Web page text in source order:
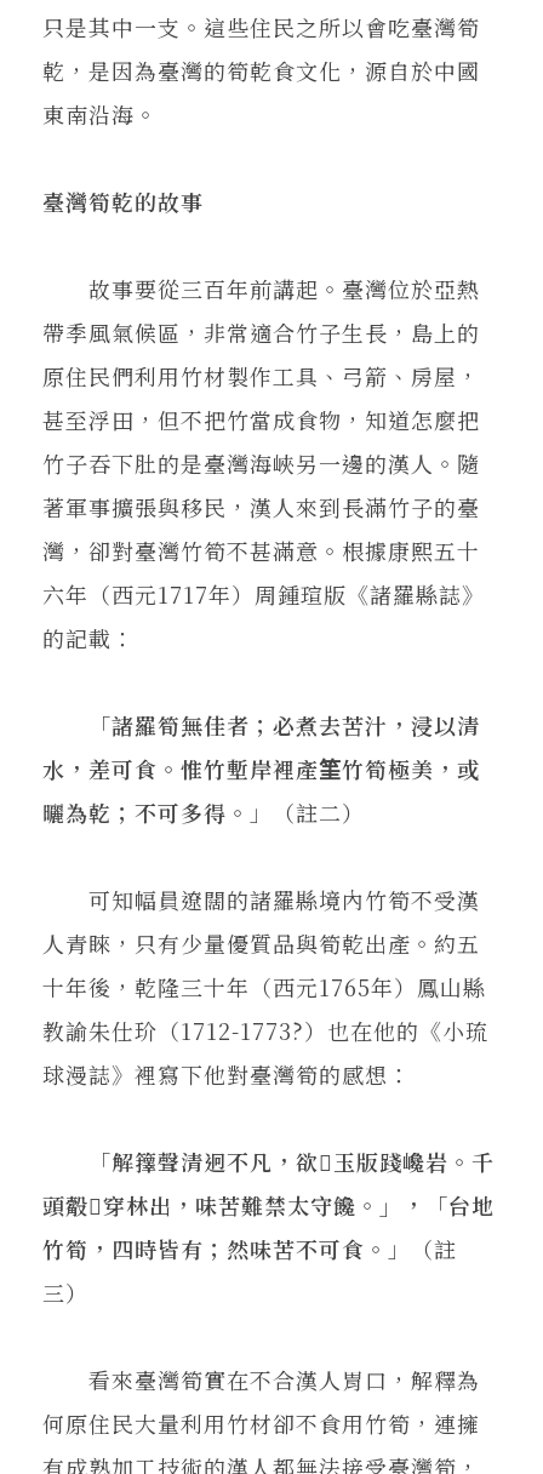
只是其中一支。這些住民之所以會吃臺灣筍
乾，是因為臺灣的筍乾食文化，源自於中國
東南沿海。
臺灣筍乾的故事
故事要從三百年前講起。臺灣位於亞熱
帶季風氣候區，非常適合竹子生長，島上的
原住民們利用竹材製作工具、弓箭、房屋，
甚至浮田，但不把竹當成食物，知道怎麼把
竹子吞下肚的是臺灣海峽另一邊的漢人。隨
著軍事擴張與移民，漢人來到長滿竹子的臺
灣，卻對臺灣竹筍不甚滿意。根據康熙五十
六年（西元1717年）周鍾瑄版《諸羅縣誌》
的記載：
「諸羅筍無佳者；必煮去苦汁，浸以清
水，差可食。惟竹塹岸裡產筀竹筍極美，或
曬為乾；不可多得。 」（註二）
可知幅員遼闊的諸羅縣境內竹筍不受漢
人青睞，只有少量優質品與筍乾出產。約五
十年後，乾隆三十年（西元1765年）鳳山縣
教諭朱仕玠（1712-1773?）也在他的《小琉
球漫誌》裡寫下他對臺灣筍的感想：
「解籜聲清迥不凡，欲𠫵玉版踐巉岩。千
頭觳觫穿林出，味苦難禁太守饞。」，「台地
竹筍，四時皆有；然味苦不可食。 」（註
三）
看來臺灣筍實在不合漢人胃口，解釋為
何原住民大量利用竹材卻不食用竹筍，連擁
有成熟加工技術的漢人都無法接受臺灣筍，